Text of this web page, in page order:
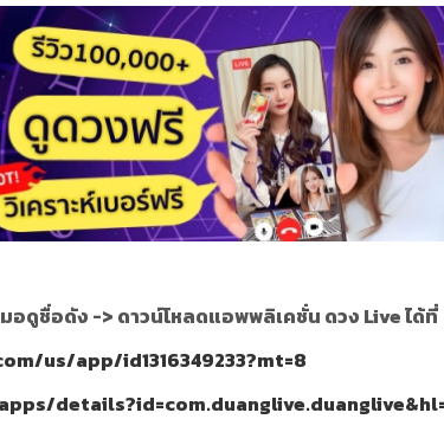
อดูชื่อดัง -> ดาวน์โหลดแอพพลิเคชั่น ดวง Live ได้ที่
us/app/id1316349233?mt=8